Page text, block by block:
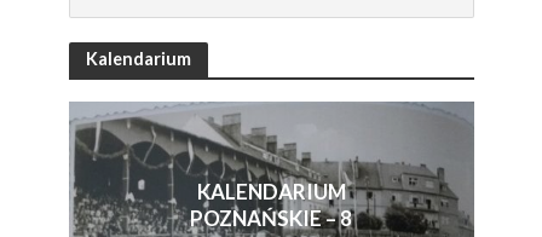
Kalendarium
KALENDARIUM
POZNAŃSKIE – 8